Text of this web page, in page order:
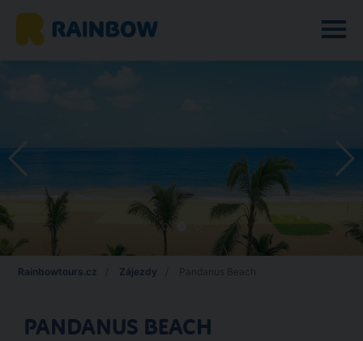
Rainbowtours.cz Zájezdy
PANDANUS BEACH